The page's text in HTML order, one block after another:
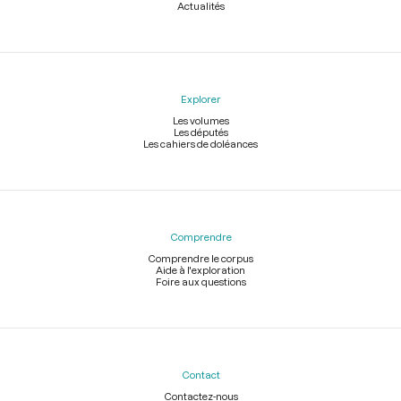
Actualités
Explorer
Les volumes
Les députés
Les cahiers de doléances
Comprendre
Comprendre le corpus
Aide à l'exploration
Foire aux questions
Contact
Contactez-nous